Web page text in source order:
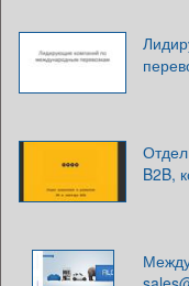
Отдел
B2B,